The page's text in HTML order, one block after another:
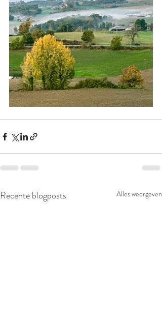
Recente blogposts Alles weergeven